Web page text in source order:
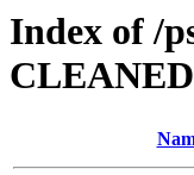
Index of /